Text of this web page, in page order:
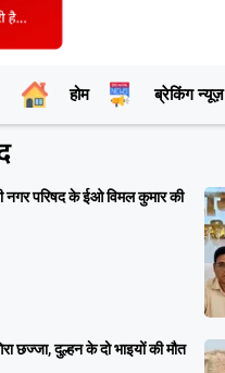
होम ब्रेकिंग न्यूज़
नगर परिषद के ईओ विमल कुमार की
छज्जा, दुल्हन के दो भाइयों की मौत